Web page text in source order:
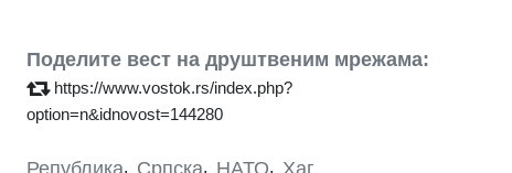
Поделите вест на друштвеним мрежама:
https://www.vostok.rs/index.php?
option=n&idnovost=144280
Република, Српска, НАТО, Хаг